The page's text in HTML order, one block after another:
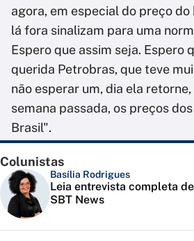
agora, em especial do preço
lá fora sinalizam para uma
Espero que assim seja. Espero
querida Petrobras, que teve
não esperar um, dia ela retorne,
semana passada, os preços
Brasil".
Colunistas
Basília Rodrigues
Leia entrevista completa
SBT News